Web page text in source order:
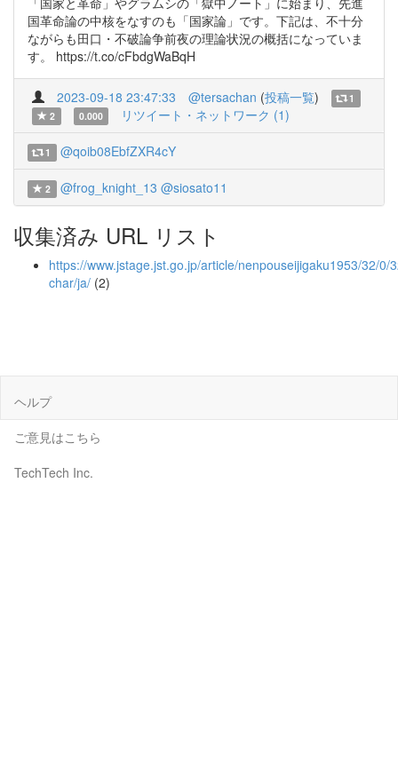
国革命論の中核をなすのも「国家論」です。下記は、不十分
ながらも田口・不破論争前夜の理論状況の概括になっていま
す。 https://t.co/cFbdgWaBqH
2023-09-18 23:47:33 @tersachan (投稿一覧)
1
2
0.000 リツイート・ネットワーク (1)
1 @qoib08EbfZXR4cY
2 @frog_knight_13 @siosato11
収集済み URL リスト
https://www.jstage.jst.go.jp/article/nenpouseijigaku1953/32/0/
char/ja/ (2)
ヘルプ
ご意見はこちら
TechTech Inc.